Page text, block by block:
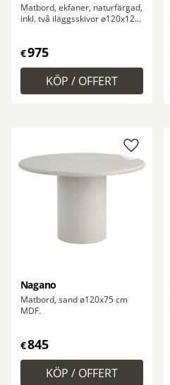
Matbord, ekfaner, naturfärgad,
inkl. två iläggsskivor ø120x120-
€975
Nagano
Matbord, sand ø120x75 cm
MDF.
€845
Lägg